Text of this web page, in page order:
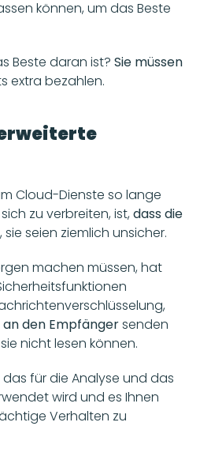
können, um das Beste
Beste daran ist? Sie müssen
extra bezahlen.
Cloud-Dienste so lange
zu verbreiten, ist, dass die
, sie seien ziemlich unsicher.
machen müssen, hat
an den Empfänger senden
nicht lesen können.
das für die Analyse und das
wird und es Ihnen
Verhalten zu